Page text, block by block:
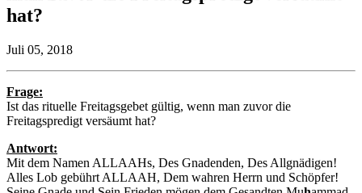
hat?
Juli 05, 2018
Frage:
Ist das rituelle Freitagsgebet gültig, wenn man zuvor die
Freitagspredigt versäumt hat?
Antwort:
Mit dem Namen ALLAAHs, Des Gnadenden, Des Allgnädigen!
Alles Lob gebührt ALLAAH, Dem wahren Herrn und Schöpfer!